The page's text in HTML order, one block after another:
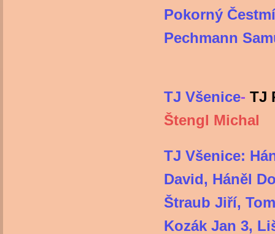
Pokorný
TJ Všenice- TJ
Štengl Michal
TJ Všenice:
David, Háněl
Štraub Jiří,
Kozák Jan 3,